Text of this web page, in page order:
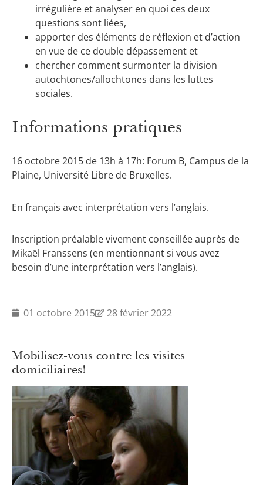
irrégulière et analyser en quoi ces deux
questions sont liées,
apporter des éléments de réflexion et d’action
en vue de ce double dépassement et
chercher comment surmonter la division
autochtones/allochtones dans les luttes
sociales.
Informations pratiques
16 octobre 2015 de 13h à 17h: Forum B, Campus de la
Plaine, Université Libre de Bruxelles.
En français avec interprétation vers l’anglais.
Inscription préalable vivement conseillée auprès de
Mikaël Franssens (en mentionnant si vous avez
besoin d’une interprétation vers l’anglais).
01 octobre 2015 28 février 2022
Mobilisez-vous contre les visites
domiciliaires!